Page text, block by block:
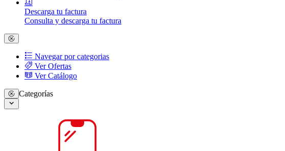
Descarga tu factura
Consulta y descarga tu factura
Navegar por categorias
Ver Ofertas
Ver Catálogo
Categorías